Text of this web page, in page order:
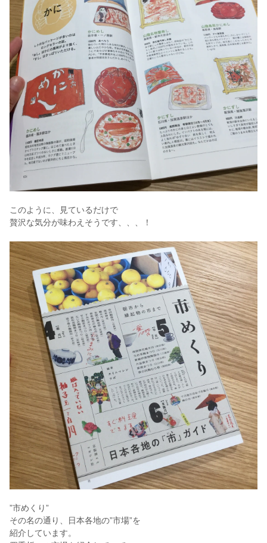
このように、見ているだけで
贅沢な気分が味わえそうです、、、！
”市めくり”
その名の通り、日本各地の”市場”を
紹介しています。